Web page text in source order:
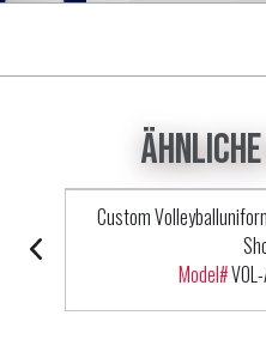
Custom
Model#